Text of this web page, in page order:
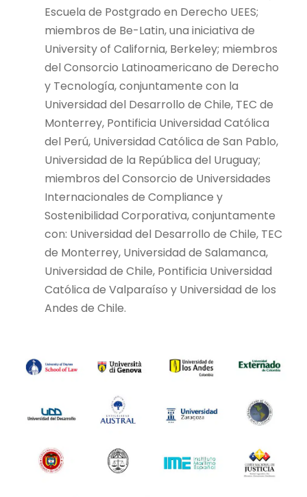
Escuela de Postgrado en Derecho UEES;
miembros de Be-Latin, una iniciativa de
University of California, Berkeley; miembros
del Consorcio Latinoamericano de Derecho
y Tecnología, conjuntamente con la
Universidad del Desarrollo de Chile, TEC de
Monterrey, Pontificia Universidad Católica
del Perú, Universidad Católica de San Pablo,
Universidad de la República del Uruguay;
miembros del Consorcio de Universidades
Internacionales de Compliance y
Sostenibilidad Corporativa, conjuntamente
con: Universidad del Desarrollo de Chile, TEC
de Monterrey, Universidad de Salamanca,
Universidad de Chile, Pontificia Universidad
Católica de Valparaíso y Universidad de los
Andes de Chile.